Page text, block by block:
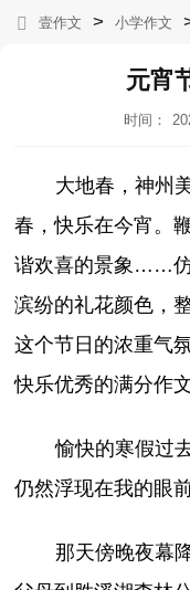
壹作文 > 小学作文
元宵
时间：
大地春，神州
春，快乐在今宵。
谐欢喜的景象……仿
滨纷的礼花颜色，
这个节日的浓重气
快乐优秀的满分作
愉快的寒假过
仍然浮现在我的眼
那天傍晚夜幕